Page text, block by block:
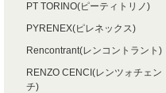
PT TORINO(ピーティトリノ)
PYRENEX(ピレネックス)
Rencontrant(レンコントラント)
RENZO CENCI(レンツォチェン
チ)